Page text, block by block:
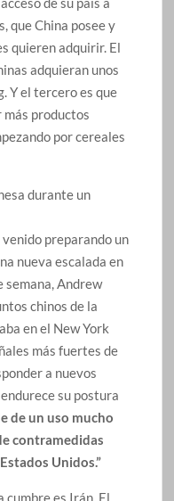
que China posee y
quieren adquirir. El
adquieran unos
Y el tercero es que
más productos
por cereales
durante un
preparando un
nueva escalada en
semana, Andrew
chinos de la
en el New York
más fuertes de
a nuevos
su postura
de un uso mucho
contramedidas
Unidos.”
cumbre es Irán. El